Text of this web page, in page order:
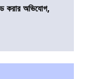
করার অভিযোগ,